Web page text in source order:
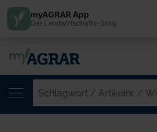
myAGRAR App
Der Landwirtschafts-Shop